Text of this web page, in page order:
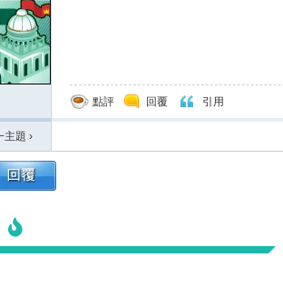
點評 回覆 引用
主題 ›